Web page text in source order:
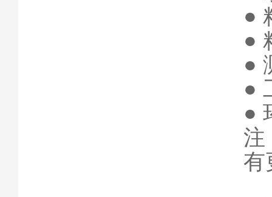
●
●
●
●
●
注
有